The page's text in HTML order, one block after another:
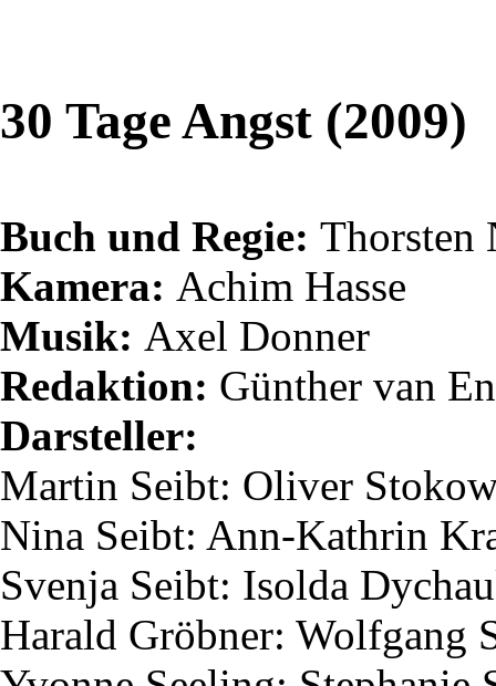
30 Tage Angst (2009)
Buch und Regie: Thorsten
Kamera: Achim Hasse
Musik: Axel Donner
Redaktion: Günther van
Darsteller:
Martin Seibt: Oliver
Nina Seibt: Ann-Kathrin
Svenja Seibt: Isolda
Harald Gröbner: Wolfgang